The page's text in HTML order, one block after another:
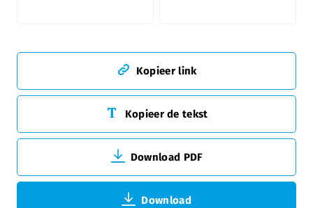
Kopieer link
Kopieer de tekst
Download PDF
Download